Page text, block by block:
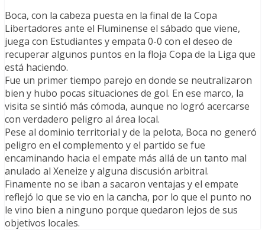
Boca, con la cabeza puesta en la final de la Copa
Libertadores ante el Fluminense el sábado que viene,
juega con Estudiantes y empata 0-0 con el deseo de
recuperar algunos puntos en la floja Copa de la Liga que
está haciendo.
Fue un primer tiempo parejo en donde se neutralizaron
bien y hubo pocas situaciones de gol. En ese marco, la
visita se sintió más cómoda, aunque no logró acercarse
con verdadero peligro al área local.
Pese al dominio territorial y de la pelota, Boca no generó
peligro en el complemento y el partido se fue
encaminando hacia el empate más allá de un tanto mal
anulado al Xeneize y alguna discusión arbitral.
Finamente no se iban a sacaron ventajas y el empate
reflejó lo que se vio en la cancha, por lo que el punto no
le vino bien a ninguno porque quedaron lejos de sus
objetivos locales.